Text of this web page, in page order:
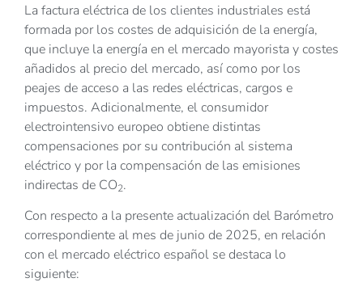
La factura eléctrica de los clientes industriales está
formada por los costes de adquisición de la energía,
que incluye la energía en el mercado mayorista y costes
añadidos al precio del mercado, así como por los
peajes de acceso a las redes eléctricas, cargos e
impuestos. Adicionalmente, el consumidor
electrointensivo europeo obtiene distintas
compensaciones por su contribución al sistema
eléctrico y por la compensación de las emisiones
indirectas de CO2.
Con respecto a la presente actualización del Barómetro
correspondiente al mes de junio de 2025, en relación
con el mercado eléctrico español se destaca lo
siguiente: